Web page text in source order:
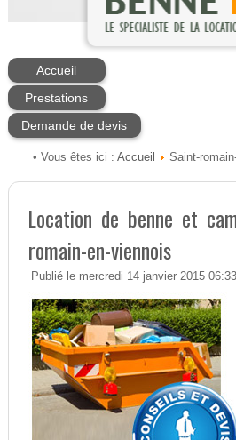
Accueil
Prestations
Demande de devis
• Vous êtes ici : Accueil Saint-
Location de benne et
romain-en-viennois
Publié le mercredi 14 janvier 2015 06:33